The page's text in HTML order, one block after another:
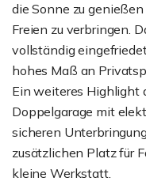
die Sonne zu
Freien zu verbringen.
vollständig
hohes Maß an
Ein weiteres Highlight
Doppelgarage mit
sicheren
zusätzlichen Platz für
kleine Werkstatt.